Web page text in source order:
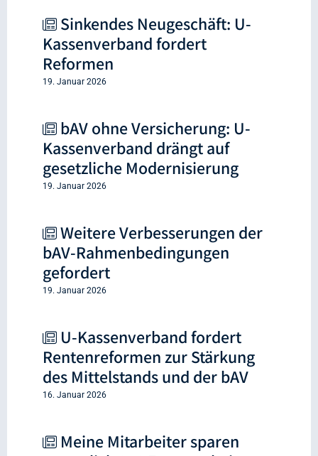
Sinkendes Neugeschäft: U-
Kassenverband fordert
Reformen
19. Januar 2026
bAV ohne Versicherung: U-
Kassenverband drängt auf
gesetzliche Modernisierung
19. Januar 2026
Weitere Verbesserungen der
bAV-Rahmenbedingungen
gefordert
19. Januar 2026
U-Kassenverband fordert
Rentenreformen zur Stärkung
des Mittelstands und der bAV
16. Januar 2026
Meine Mitarbeiter sparen